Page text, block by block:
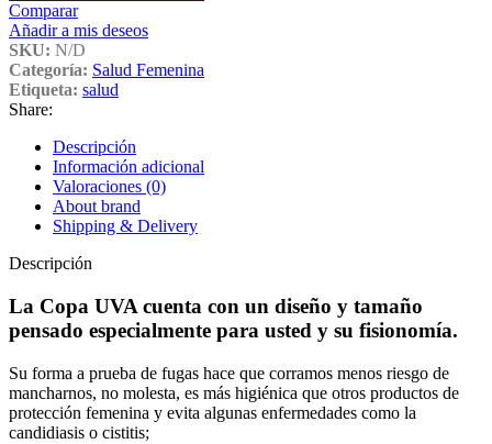
Comparar
Añadir a mis deseos
SKU: N/D
Categoría: Salud Femenina
Etiqueta: salud
Share:
Descripción
Información adicional
Valoraciones (0)
About brand
Shipping & Delivery
Descripción
La Copa UVA cuenta con un diseño y tamaño
pensado especialmente para usted y su fisionomía.
Su forma a prueba de fugas hace que corramos menos riesgo de
mancharnos, no molesta, es más higiénica que otros productos de
protección femenina y evita algunas enfermedades como la
candidiasis o cistitis;